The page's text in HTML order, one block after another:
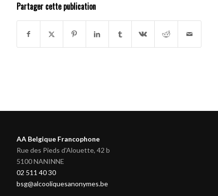
Partager cette publication
AA Belgique Francophone
Rue des Pieds d'Alouette, 42 b
5100 NANINNE
02 511 40 30
bsg@alcooliquesanonymes.be